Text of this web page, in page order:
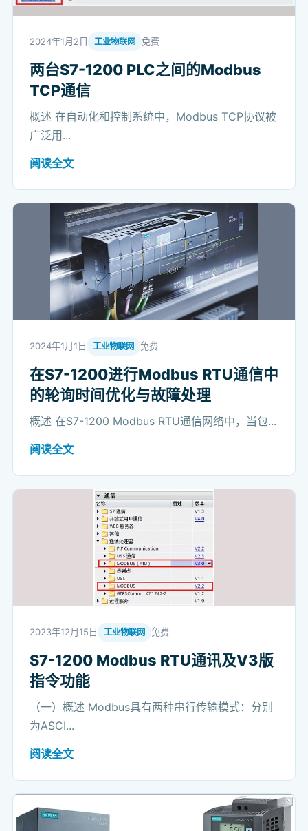
2024年1月2日 工业物联网 免费
两台S7-1200 PLC之间的Modbus
TCP通信
概述 在自动化和控制系统中，Modbus TCP协议被
广泛用...
阅读全文
2024年1月1日 工业物联网 免费
在S7-1200进行Modbus RTU通信中
的轮询时间优化与故障处理
概述 在S7-1200 Modbus RTU通信网络中，当包...
阅读全文
2023年12月15日 工业物联网 免费
S7-1200 Modbus RTU通讯及V3版
指令功能
（一）概述 Modbus具有两种串行传输模式：分别
为ASCI...
阅读全文